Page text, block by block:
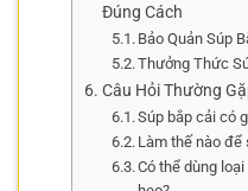
Đúng Cách
Bảo Quản Súp
Thưởng Thức
Câu Hỏi Thường
Súp bắp cải có
Làm thế nào để
Có thể dùng